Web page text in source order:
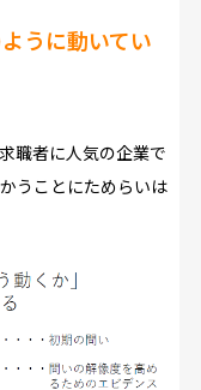
うに動いてい
職者に人気の企業で
うことにためらいは